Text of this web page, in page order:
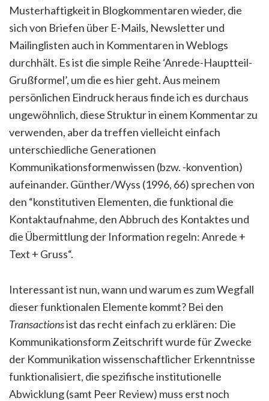
Musterhaftigkeit in Blogkommentaren wieder, die
sich von Briefen über E-Mails, Newsletter und
Mailinglisten auch in Kommentaren in Weblogs
durchhält. Es ist die simple Reihe ‘Anrede-Hauptteil-
Grußformel’, um die es hier geht. Aus meinem
persönlichen Eindruck heraus finde ich es durchaus
ungewöhnlich, diese Struktur in einem Kommentar zu
verwenden, aber da treffen vielleicht einfach
unterschiedliche Generationen
Kommunikationsformenwissen (bzw. -konvention)
aufeinander. Günther/Wyss (1996, 66) sprechen von
den “konstitutiven Elementen, die funktional die
Kontaktaufnahme, den Abbruch des Kontaktes und
die Übermittlung der Information regeln: Anrede +
Text + Gruss“.
Interessant ist nun, wann und warum es zum Wegfall
dieser funktionalen Elemente kommt? Bei den
Transactionsist das recht einfach zu erklären: Die
Kommunikationsform Zeitschrift wurde für Zwecke
der Kommunikation wissenschaftlicher Erkenntnisse
funktionalisiert, die spezifische institutionelle
Abwicklung (samt Peer Review) muss erst noch